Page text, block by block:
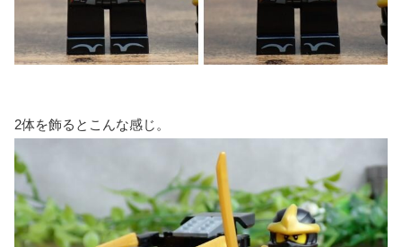
2体を飾るとこんな感じ。